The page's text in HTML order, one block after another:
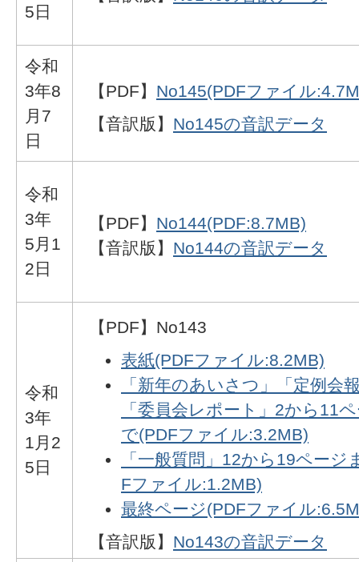
5日
令和
3年8
月7
日
【PDF】 No145(PDFファイル
【音訳版】 No145の音訳データ
令和
3年
5月1
2日
【PDF】 No144(PDF:8.7MB)
【音訳版】 No144の音訳データ
令和
3年
1月2
5日
【PDF】No143
表紙(PDFファイル:8.2MB)
「新年のあいさつ」「定例会
「委員会レポート」2から11
で(PDFファイル:3.2MB)
「一般質問」12から19ページ
Fファイル:1.2MB)
最終ページ(PDFファイル
【音訳版】 No143の音訳データ